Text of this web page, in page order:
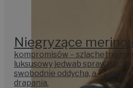
Niegryzące merino
kompromisów – szlachetne
luksusowy jedwab sprawiają, że
swobodnie oddycha, a Ty
drapania.